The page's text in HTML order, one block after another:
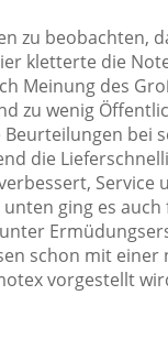
zu beobachten,
kletterte die
Meinung des
zu wenig
bei
die
Service
ging es auch
schon mit einer
vorgestellt